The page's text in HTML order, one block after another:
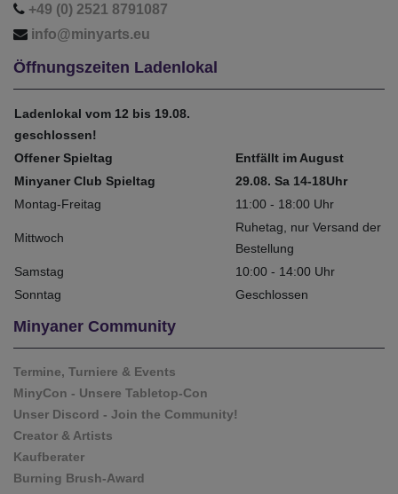
+49 (0) 2521 8791087
info@minyarts.eu
Öffnungszeiten Ladenlokal
Ladenlokal vom 12 bis 19.08.
geschlossen!
Offener Spieltag
Entfällt im August
Minyaner Club Spieltag
29.08. Sa 14-18Uhr
Montag-Freitag
11:00 - 18:00 Uhr
Mittwoch
Ruhetag, nur Versand der
Bestellung
Samstag
10:00 - 14:00 Uhr
Sonntag
Geschlossen
Minyaner Community
Termine, Turniere & Events
MinyCon - Unsere Tabletop-Con
Unser Discord - Join the Community!
Creator & Artists
Kaufberater
Burning Brush-Award